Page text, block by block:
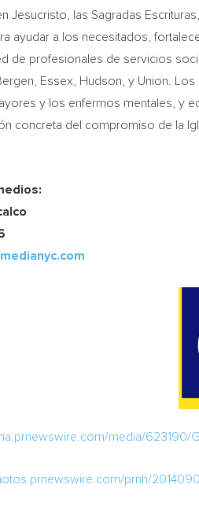
Jesucristo, las Sagradas
ayudar a los necesitados,
de profesionales de servicios
Essex Hudson , y Union .
y los enfermos mentales, y
concreta del compromiso de la
media/623190/
prnh/